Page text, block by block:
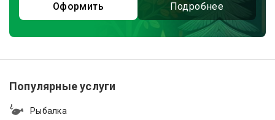
Оформить Подробнее
Популярные услуги
Рыбалка